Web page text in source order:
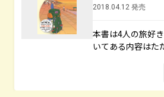
2018.04.12 発売
本書は4人の旅好
いてある内容はた